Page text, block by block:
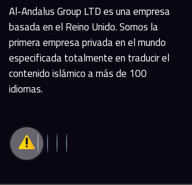
Al-Andalus Group LTD es una empresa
basada en el Reino Unido. Somos la
primera empresa privada en el mundo
especificada totalmente en traducir el
contenido islámico a más de 100
idiomas.